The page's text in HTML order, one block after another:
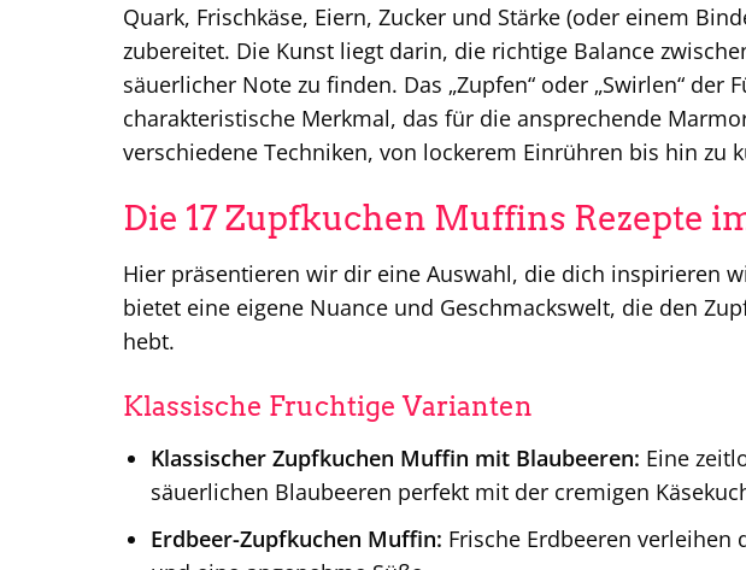
Quark, Frischkäse, Eiern, Zucker und Stärke (oder einem
zubereitet. Die Kunst liegt darin, die richtige Balance
säuerlicher Note zu finden. Das „Zupfen“ oder „Swirlen“ der
charakteristische Merkmal, das für die ansprechende
verschiedene Techniken, von lockerem Einrühren bis hin zu
Die 17 Zupfkuchen Muffins Rezepte
Hier präsentieren wir dir eine Auswahl, die dich inspirieren
bietet eine eigene Nuance und Geschmackswelt, die den
hebt.
Klassische Fruchtige Varianten
Klassischer Zupfkuchen Muffin mit Blaubeeren: Eine
säuerlichen Blaubeeren perfekt mit der cremigen
Erdbeer-Zupfkuchen Muffin: Frische Erdbeeren